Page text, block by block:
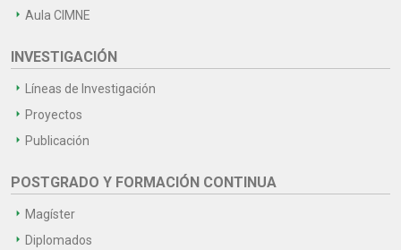
Aula CIMNE
INVESTIGACIÓN
Líneas de Investigación
Proyectos
Publicación
POSTGRADO Y FORMACIÓN CONTINUA
Magíster
Diplomados